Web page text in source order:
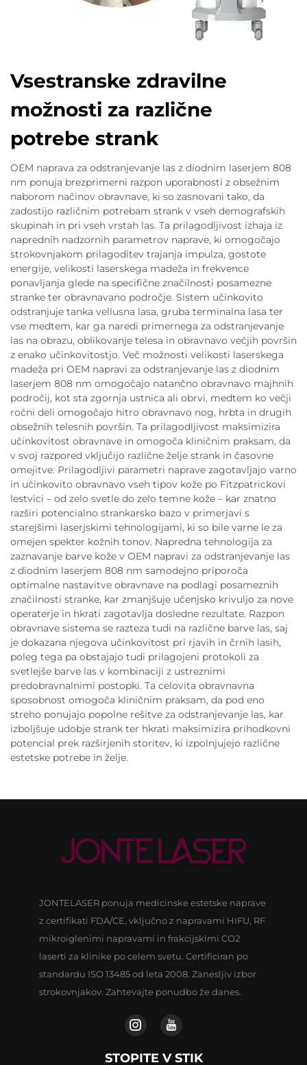
Vsestranske zdravilne
možnosti za različne
potrebe strank
OEM naprava za odstranjevanje las z diodnim laserjem 808
nm ponuja brezprimerni razpon uporabnosti z obsežnim
naborom načinov obravnave, ki so zasnovani tako, da
zadostijo različnim potrebam strank v vseh demografskih
skupinah in pri vseh vrstah las. Ta prilagodljivost izhaja iz
naprednih nadzornih parametrov naprave, ki omogočajo
strokovnjakom prilagoditev trajanja impulza, gostote
energije, velikosti laserskega madeža in frekvence
ponavljanja glede na specifične značilnosti posamezne
stranke ter obravnavano področje. Sistem učinkovito
odstranjuje tanka vellusna lasa, gruba terminalna lasa ter
vse medtem, kar ga naredi primernega za odstranjevanje
las na obrazu, oblikovanje telesa in obravnavo večjih površin
z enako učinkovitostjo. Več možnosti velikosti laserskega
madeža pri OEM napravi za odstranjevanje las z diodnim
laserjem 808 nm omogočajo natančno obravnavo majhnih
področij, kot sta zgornja ustnica ali obrvi, medtem ko večji
ročni deli omogočajo hitro obravnavo nog, hrbta in drugih
obsežnih telesnih površin. Ta prilagodljivost maksimizira
učinkovitost obravnave in omogoča kliničnim praksam, da
v svoj razpored vključijo različne želje strank in časovne
omejitve. Prilagodljivi parametri naprave zagotavljajo varno
in učinkovito obravnavo vseh tipov kože po Fitzpatrickovi
lestvici – od zelo svetle do zelo temne kože – kar znatno
razširi potencialno strankarsko bazo v primerjavi s
starejšimi laserjskimi tehnologijami, ki so bile varne le za
omejen spekter kožnih tonov. Napredna tehnologija za
zaznavanje barve kože v OEM napravi za odstranjevanje las
z diodnim laserjem 808 nm samodejno priporoča
optimalne nastavitve obravnave na podlagi posameznih
značilnosti stranke, kar zmanjšuje učenjsko krivuljo za nove
operaterje in hkrati zagotavlja dosledne rezultate. Razpon
obravnave sistema se razteza tudi na različne barve las, saj
je dokazana njegova učinkovitost pri rjavih in črnih lasih,
poleg tega pa obstajajo tudi prilagojeni protokoli za
svetlejše barve las v kombinaciji z ustreznimi
predobravnalnimi postopki. Ta celovita obravnavna
sposobnost omogoča kliničnim praksam, da pod eno
streho ponujajo popolne rešitve za odstranjevanje las, kar
izboljšuje udobje strank ter hkrati maksimizira prihodkovni
potencial prek razširjenih storitev, ki izpolnjujejo različne
estetske potrebe in želje.
JONTELASER ponuja medicinske estetske naprave
z certifikati FDA/CE, vključno z napravami HIFU, RF
mikroiglenimi napravami in frakcijskimi CO2
laserti za klinike po celem svetu. Certificiran po
standardu ISO 13485 od leta 2008. Zanesljiv izbor
strokovnjakov. Zahtevajte ponudbo že danes.
STOPITE V STIK